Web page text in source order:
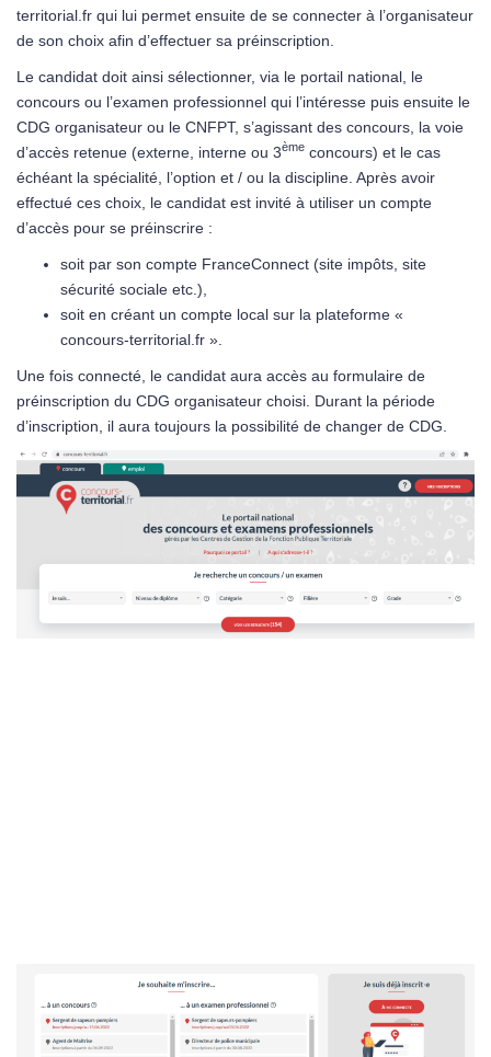
territorial.fr qui lui permet ensuite de se connecter à l’organisateur
de son choix afin d’effectuer sa préinscription.
Le candidat doit ainsi sélectionner, via le portail national, le
concours ou l’examen professionnel qui l’intéresse puis ensuite le
CDG organisateur ou le CNFPT, s’agissant des concours, la voie
d’accès retenue (externe, interne ou 3ème concours) et le cas
échéant la spécialité, l’option et / ou la discipline. Après avoir
effectué ces choix, le candidat est invité à utiliser un compte
d’accès pour se préinscrire :
soit par son compte FranceConnect (site impôts, site
sécurité sociale etc.),
soit en créant un compte local sur la plateforme «
concours-territorial.fr ».
Une fois connecté, le candidat aura accès au formulaire de
préinscription du CDG organisateur choisi. Durant la période
d’inscription, il aura toujours la possibilité de changer de CDG.